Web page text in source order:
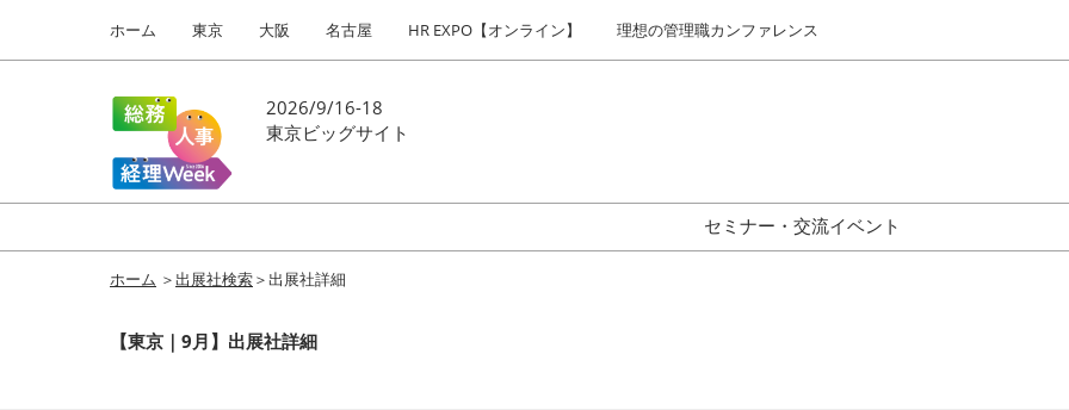
キ
プ
し
て
進
to
ホーム 東京 大阪 名古屋 HR EXPO【オンライン】 理想の管理職カンファレンス
2026/9/16-18
東京ビッグサイト
セミナー・交流イベント
ホーム ＞出展社検索＞出展社詳細
【東京｜9月】出展社詳細